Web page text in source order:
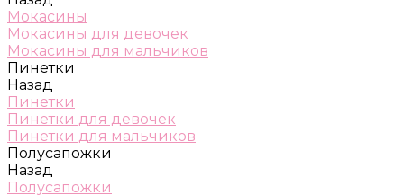
Мокасины
Мокасины для девочек
Мокасины для мальчиков
Пинетки
Назад
Пинетки
Пинетки для девочек
Пинетки для мальчиков
Полусапожки
Назад
Полусапожки